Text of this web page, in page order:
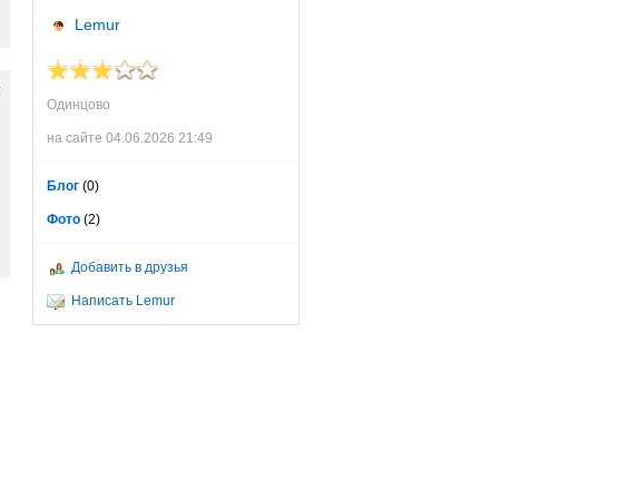
Lemur
Одинцово
на сайте 04.06.2026 21:49
Блог (0)
Фото (2)
Добавить в друзья
Написать Lemur